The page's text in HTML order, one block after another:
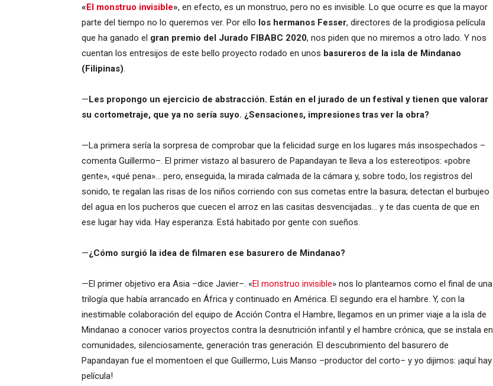
«El monstruo invisible», en efecto, es un monstruo, pero no es invisible. Lo que ocurre es que la mayor
parte del tiempo no lo queremos ver. Por ello los hermanos Fesser, directores de la prodigiosa película
que ha ganado el gran premio del Jurado FIBABC 2020, nos piden que no miremos a otro lado. Y nos
cuentan los entresijos de este bello proyecto rodado en unos basureros de la isla de Mindanao
(Filipinas).
—Les propongo un ejercicio de abstracción. Están en el jurado de un festival y tienen que valorar
su cortometraje, que ya no sería suyo. ¿Sensaciones, impresiones tras ver la obra?
—La primera sería la sorpresa de comprobar que la felicidad surge en los lugares más insospechados –
comenta Guillermo–. El primer vistazo al basurero de Papandayan te lleva a los estereotipos: «pobre
gente», «qué pena»… pero, enseguida, la mirada calmada de la cámara y, sobre todo, los registros del
sonido, te regalan las risas de los niños corriendo con sus cometas entre la basura; detectan el burbujeo
del agua en los pucheros que cuecen el arroz en las casitas desvencijadas… y te das cuenta de que en
ese lugar hay vida. Hay esperanza. Está habitado por gente con sueños.
—¿Cómo surgió la idea de filmaren ese basurero de Mindanao?
—El primer objetivo era Asia –dice Javier–. «El monstruo invisible» nos lo planteamos como el final de una
trilogía que había arrancado en África y continuado en América. El segundo era el hambre. Y, con la
inestimable colaboración del equipo de Acción Contra el Hambre, llegamos en un primer viaje a la isla de
Mindanao a conocer varios proyectos contra la desnutrición infantil y el hambre crónica, que se instala en
comunidades, silenciosamente, generación tras generación. El descubrimiento del basurero de
Papandayan fue el momentoen el que Guillermo, Luis Manso –productor del corto– y yo dijimos: ¡aquí hay
película!